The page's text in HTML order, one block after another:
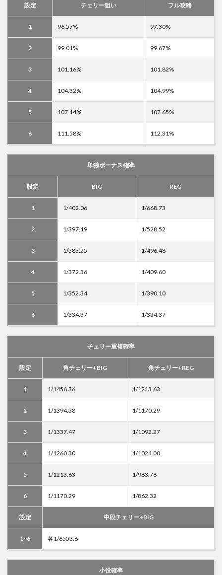
設定 チェリー狙い フル攻略
1 96.57% 97.30%
2 99.01% 99.67%
3 101.16% 101.82%
4 104.32% 104.99%
5 107.14% 107.65%
6 111.58% 112.31%
単独ボーナス確率
設定 BIG REG
1 1/402.06 1/668.73
2 1/397.19 1/528.52
3 1/383.25 1/496.48
4 1/372.36 1/409.60
5 1/352.34 1/390.10
6 1/334.37 1/334.37
チェリー重複確率
設定 角チェリー+BIG 角チェリー+REG
1 1/1456.36 1/1213.63
2 1/1394.38 1/1170.29
3 1/1337.47 1/1092.27
4 1/1260.30 1/1024.00
5 1/1213.63 1/963.76
6 1/1170.29 1/862.32
設定 中段チェリー+BIG
1~6 各1/6553.6
小役確率